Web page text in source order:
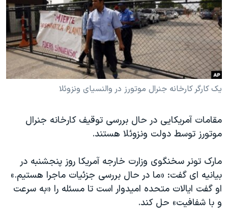
فرهنگ و زندگی
حقوق شهروندی
اقتصادی
علم و فناوری
اسرائیل در جنگ
آرشیو پخش زنده
مستندها
انتخابات ریاست جمهوری آمریکا ۲۰۲۴
حمله جمهوری اسلامی به اسرائیل
رمز مهسا
ورزش زنان در ایران
مجموعه مستندهای دادخواهی
تریبونال مردمی آبان ۹۸
دادگاه حمید نوری
چهل سال گروگان‌گیری
قانون شفافیت دارائی کادر رهبری ایران
دنبال کنید
زبانهای مختلف
یک کارگر کارخانه جنرال موتورز در والنسیای ونزوئلا
مقامات آمریکایی در حال بررسی توقیف کارخانه جنرال
موتورز توسط دولت ونزوئلا هستند.
مارک تونر سخنگوی وزارت خارجه آمریکا روز پنجشنبه در
بیانیه ای گفت: «ما در حال بررسی جزئیات ماجرا هستیم.»
او گفت ایالات متحده امیدوار است تا مسئله را «به سرعت
و با شفافیت» حل کند.